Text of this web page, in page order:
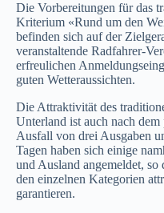
Die Vorbereitungen für das
Kriterium «Rund um den
befinden sich auf der
veranstaltende Radfahrer-
erfreulichen
guten Wetteraussichten.
Die Attraktivität des
Unterland ist auch nach dem
Ausfall von drei Ausgaben
Tagen haben sich einige
und Ausland angemeldet, so
den einzelnen Kategorien
garantieren.